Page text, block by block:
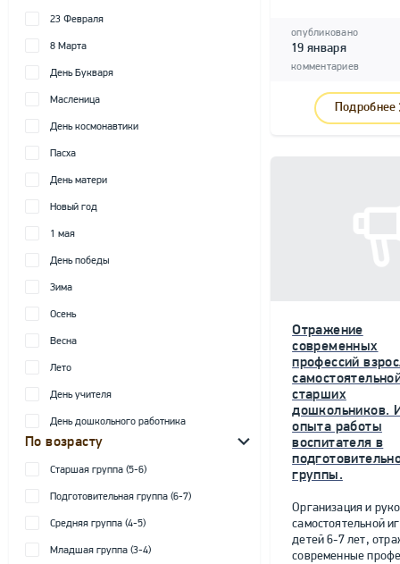
23 Февраля
8 Марта
День Букваря
Масленица
День космонавтики
Пасха
День матери
Новый год
1 мая
День победы
Зима
Осень
Весна
Лето
День учителя
День дошкольного работника
По возрасту
Старшая группа (5-6)
Подготовительная группа (6-7)
Средняя группа (4-5)
Младшая группа (3-4)
опубликовано
19 января
комментариев
Подробнее
Отражение
современных
профессий
старших
дошкольников.
опыта работы
воспитателя в
группы.
Организация и
самостоятельной
детей 6-7 лет,
современные